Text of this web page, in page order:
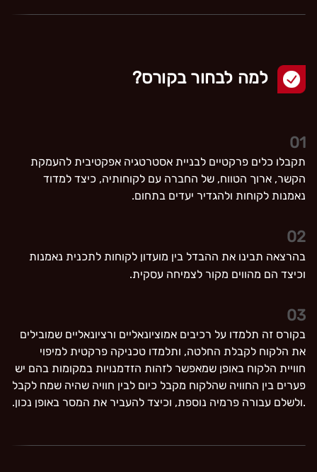
למה לבחור בקורס?
01
תקבלו כלים פרקטיים לבניית אסטרטגיה אפקטיבית להעמקת
הקשר, ארוך הטווח, של החברה עם לקוחותיה, כיצד למדוד
נאמנות לקוחות ולהגדיר יעדים בתחום.
02
בהרצאה תבינו את ההבדל בין מועדון לקוחות לתכנית נאמנות
וכיצד הם מהווים מקור לצמיחה עסקית.
03
בקורס זה תלמדו על רכיבים אמוציונאליים ורציונאליים שמובילים
את הלקוח לקבלת החלטה, ותלמדו טכניקה פרקטית למיפוי
חוויית הלקוח באופן שמאפשר לזהות הזדמנויות במקומות בהם יש
פערים בין החוויה שהלקוח מקבל כיום לבין חוויה שהיה שמח לקבל
.ולשלם עבורה פרמיה נוספת, וכיצד להעביר את המסר באופן נכון.